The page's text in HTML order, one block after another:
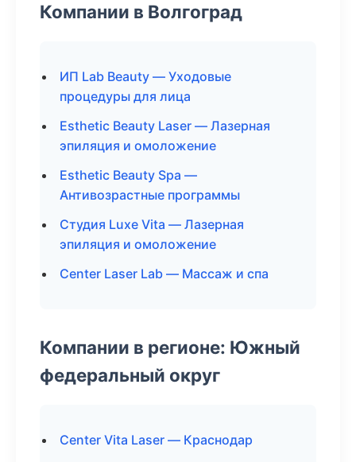
Компании в Волгоград
ИП Lab Beauty — Уходовые
процедуры для лица
Esthetic Beauty Laser — Лазерная
эпиляция и омоложение
Esthetic Beauty Spa —
Антивозрастные программы
Студия Luxe Vita — Лазерная
эпиляция и омоложение
Center Laser Lab — Массаж и спа
Компании в регионе: Южный
федеральный округ
Center Vita Laser — Краснодар